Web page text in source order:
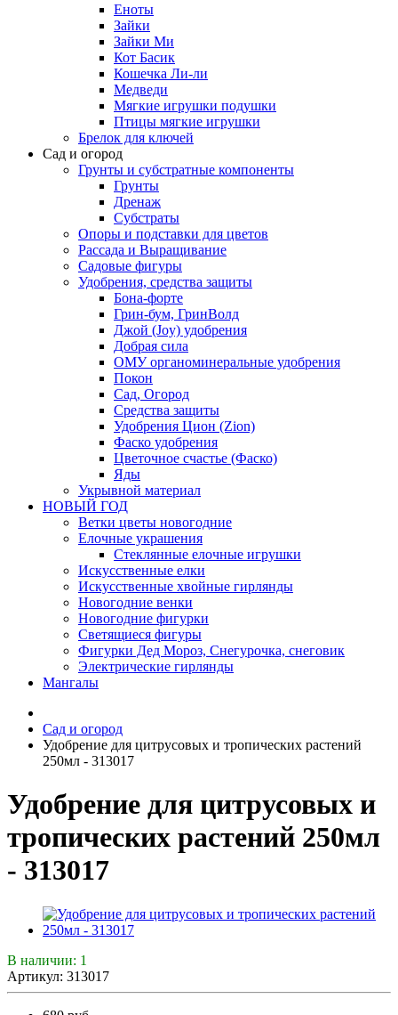
Еноты
Зайки
Зайки Ми
Кот Басик
Кошечка Ли-ли
Медведи
Мягкие игрушки подушки
Птицы мягкие игрушки
Брелок для ключей
Сад и огород
Грунты и субстратные компоненты
Грунты
Дренаж
Субстраты
Опоры и подставки для цветов
Рассада и Выращивание
Садовые фигуры
Удобрения, средства защиты
Бона-форте
Грин-бум, ГринВолд
Джой (Joy) удобрения
Добрая сила
ОМУ органоминеральные удобрения
Покон
Сад, Огород
Средства защиты
Удобрения Цион (Zion)
Фаско удобрения
Цветочное счастье (Фаско)
Яды
Укрывной материал
НОВЫЙ ГОД
Ветки цветы новогодние
Елочные украшения
Стеклянные елочные игрушки
Искусственные елки
Искусственные хвойные гирлянды
Новогодние венки
Новогодние фигурки
Светящиеся фигуры
Фигурки Дед Мороз, Снегурочка, снеговик
Электрические гирлянды
Мангалы
Сад и огород
Удобрение для цитрусовых и тропических растений
250мл - 313017
Удобрение для цитрусовых и
тропических растений 250мл
- 313017
В наличии: 1
Артикул: 313017